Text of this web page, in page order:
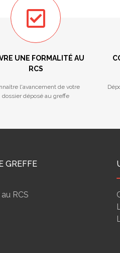
UNE FORMALITÉ AU
RCS
l'avancement de votre
dossier déposé au greffe
GREFFE
RCS